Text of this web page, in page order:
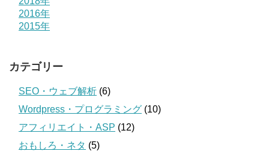
2016年
2015年
カテゴリー
SEO・ウェブ解析 (6)
Wordpress・プログラミング (10)
アフィリエイト・ASP (12)
おもしろ・ネタ (5)